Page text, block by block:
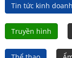
Tin tức kinh doanh
Truyền hình